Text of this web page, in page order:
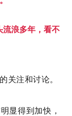
流浪多年，看不
关注和讨论。
显得到加快，